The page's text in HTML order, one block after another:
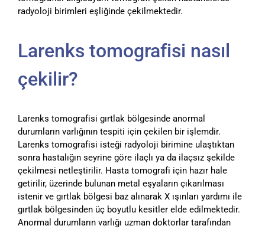
radyoloji birimleri eşliğinde çekilmektedir.
Larenks tomografisi nasıl
çekilir?
Larenks tomografisi gırtlak bölgesinde anormal
durumların varlığının tespiti için çekilen bir işlemdir.
Larenks tomografisi isteği radyoloji birimine ulaştıktan
sonra hastalığın seyrine göre ilaçlı ya da ilaçsız şekilde
çekilmesi netleştirilir. Hasta tomografi için hazır hale
getirilir, üzerinde bulunan metal eşyaların çıkarılması
istenir ve gırtlak bölgesi baz alınarak X ışınları yardımı ile
gırtlak bölgesinden üç boyutlu kesitler elde edilmektedir.
Anormal durumların varlığı uzman doktorlar tarafından